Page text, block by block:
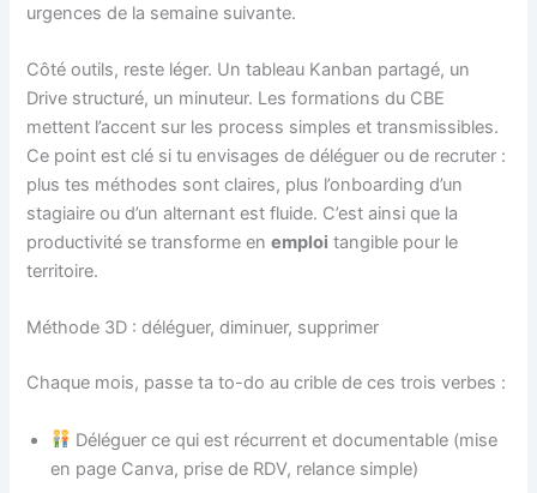
urgences de la semaine suivante.
Côté outils, reste léger. Un tableau Kanban partagé, un
Drive structuré, un minuteur. Les formations du CBE
mettent l’accent sur les process simples et transmissibles.
Ce point est clé si tu envisages de déléguer ou de recruter :
plus tes méthodes sont claires, plus l’onboarding d’un
stagiaire ou d’un alternant est fluide. C’est ainsi que la
productivité se transforme enemploi tangible pour le
territoire.
Méthode 3D : déléguer, diminuer, supprimer
Chaque mois, passe ta to-do au crible de ces trois verbes :
Déléguer ce qui est récurrent et documentable (mise
en page Canva, prise de RDV, relance simple)